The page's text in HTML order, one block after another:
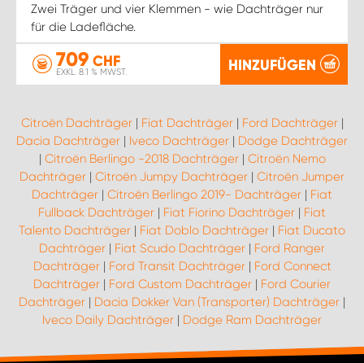
Zwei Träger und vier Klemmen - wie Dachträger nur
für die Ladefläche.
709 CHF
EXKL. 8.1 % MWST. HINZUFÜGEN
Citroën Dachträger| Fiat Dachträger| Ford Dachträger|
Dacia Dachträger | Iveco Dachträger | Dodge Dachträger
| Citroën Berlingo -2018 Dachträger| Citroën Nemo
Dachträger | Citroën Jumpy Dachträger | Citroën Jumper
Dachträger | Citroën Berlingo 2019- Dachträger | Fiat
Fullback Dachträger | Fiat Fiorino Dachträger | Fiat
Talento Dachträger | Fiat Doblo Dachträger | Fiat Ducato
Dachträger | Fiat Scudo Dachträger | Ford Ranger
Dachträger| Ford Transit Dachträger| Ford Connect
Dachträger | Ford Custom Dachträger | Ford Courier
Dachträger | Dacia Dokker Van (Transporter) Dachträger |
Iveco Daily Dachträger | Dodge Ram Dachträger